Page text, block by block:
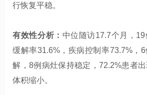
行恢复平稳。
有效性分析： 中位随访17.7个月，
缓解率31.6%，疾病控制率73.7%，
解，8例病灶保持稳定，72.2%患者
体积缩小。